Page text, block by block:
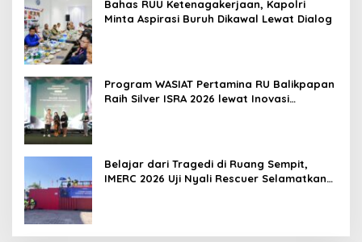
Bahas RUU Ketenagakerjaan, Kapolri
Minta Aspirasi Buruh Dikawal Lewat Dialog
Program WASIAT Pertamina RU Balikpapan
Raih Silver ISRA 2026 lewat Inovasi
Belajar dari Tragedi di Ruang Sempit,
IMERC 2026 Uji Nyali Rescuer Selamatkan